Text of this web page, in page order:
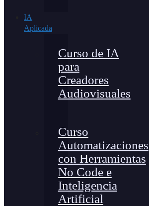
IA
Aplicada
Curso de IA
para
Creadores
Audiovisuales
Curso
Automatizaciones
con Herramientas
No Code e
Inteligencia
Artificial